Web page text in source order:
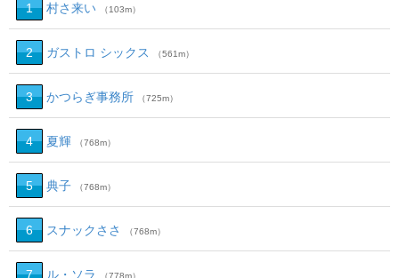
1 村さ来い （103m）
2 ガストロ シックス （561m）
3 かつらぎ事務所 （725m）
4 夏輝 （768m）
5 典子 （768m）
6 スナックささ （768m）
7 ル・ソラ （778m）